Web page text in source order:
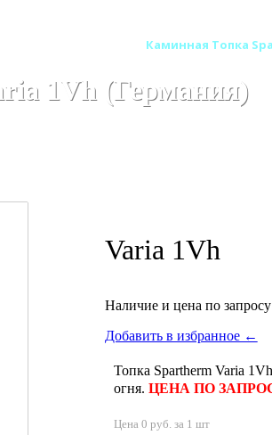
Каминная Топка
1Vh (Германия)
Varia 1Vh
Наличие и цена по запросу
Добавить в избранное ←
Топка Spartherm Varia
огня. ЦЕНА ПО
Цена 0 руб. за 1 шт